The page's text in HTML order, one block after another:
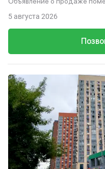
5 августа 2026